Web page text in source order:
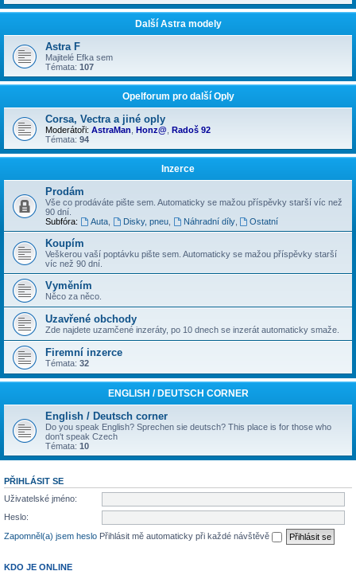
Další Astra modely
Astra F
Majitelé Efka sem
Témata: 107
Opelforum pro další Oply
Corsa, Vectra a jiné oply
Moderátoři: AstraMan Honz@ Radoš 92
Témata: 94
Inzerce
Prodám
Vše co prodáváte pište sem. Automaticky se mažou příspěvky starší víc než
90 dní.
Subfóra:
Auta, Disky, pneu, Náhradní díly, Ostatní
Koupím
Veškerou vaší poptávku pište sem. Automaticky se mažou příspěvky starší
víc než 90 dní.
Vyměním
Něco za něco.
Uzavřené obchody
Zde najdete uzamčené inzeráty, po 10 dnech se inzerát automaticky smaže.
Firemní inzerce
Témata: 32
ENGLISH / DEUTSCH CORNER
English / Deutsch corner
Do you speak English? Sprechen sie deutsch? This place is for those who
don't speak Czech
Témata: 10
PŘIHLÁSIT SE
Uživatelské jméno:
Heslo:
Zapomněl(a) jsem heslo Přihlásit mě automaticky při každé návštěvě
KDO JE ONLINE